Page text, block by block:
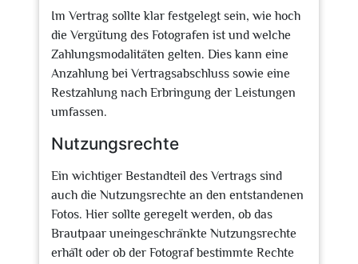
Im Vertrag sollte klar festgelegt sein, wie hoch
die Vergütung des Fotografen ist und welche
Zahlungsmodalitäten gelten. Dies kann eine
Anzahlung bei Vertragsabschluss sowie eine
Restzahlung nach Erbringung der Leistungen
umfassen.
Nutzungsrechte
Ein wichtiger Bestandteil des Vertrags sind
auch die Nutzungsrechte an den entstandenen
Fotos. Hier sollte geregelt werden, ob das
Brautpaar uneingeschränkte Nutzungsrechte
erhält oder ob der Fotograf bestimmte Rechte